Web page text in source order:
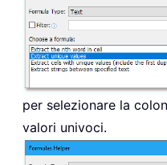
per selezionare la
valori univoci.